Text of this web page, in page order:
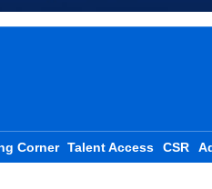
Corner Talent Access CSR